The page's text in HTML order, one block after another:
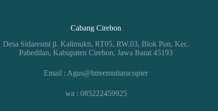
Cabang Cirebon
Desa Sidaresmi jl. Kalimukti, RT05, RW.03, Blok Pon, Kec.
Pabedilan, Kabupaten Cirebon, Jawa Barat 45193
Email : Agus@htreemutiaracopier
wa : 085222459925